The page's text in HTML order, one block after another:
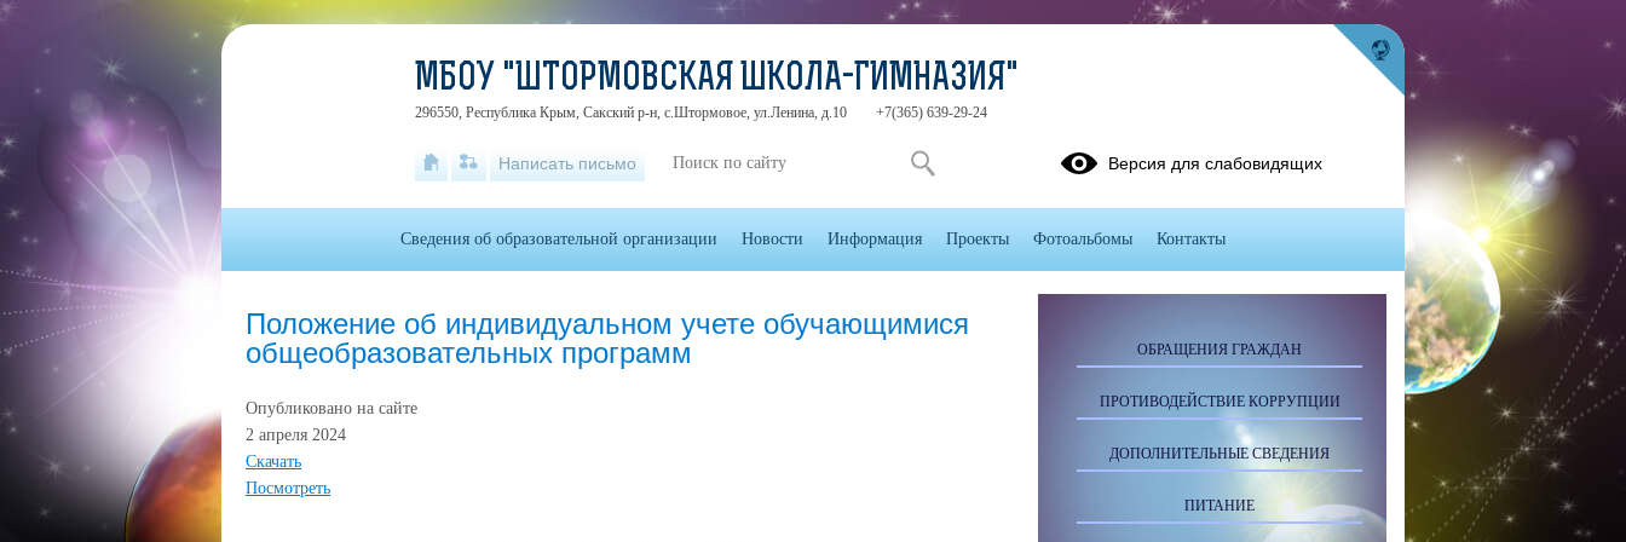
Положение об индивидуальном учете обучающимися
общеобразовательных программ
Опубликовано на сайте
2 апреля 2024
Скачать
Посмотреть
ОБРАЩЕНИЯ ГРАЖДАН
ПРОТИВОДЕЙСТВИЕ КОРРУПЦИИ
ДОПОЛНИТЕЛЬНЫЕ СВЕДЕНИЯ
ПИТАНИЕ
МБОУ "ШТОРМОВСКАЯ ШКОЛА-ГИМНАЗИЯ"
296550, Республика Крым, Сакский р-н, с.Штормовое, ул.Ленина, д.10 +7(365) 639-29-24
Написать письмо Версия для слабовидящих
Сведения об образовательной организации Новости Информация Проекты Фотоальбомы Контакты